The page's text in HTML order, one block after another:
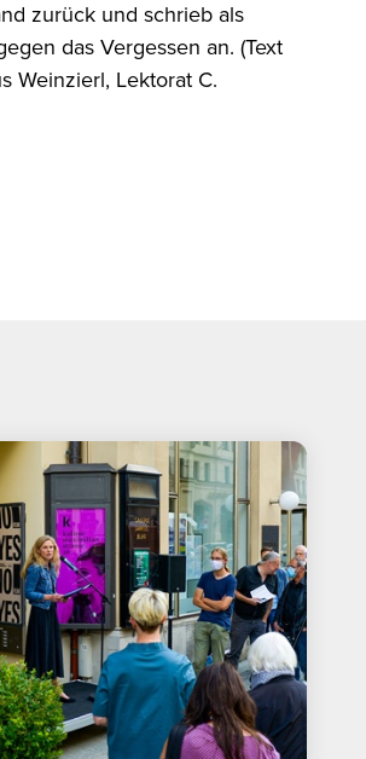
zurück und schrieb als
das Vergessen an. (Text
Weinzierl, Lektorat C.